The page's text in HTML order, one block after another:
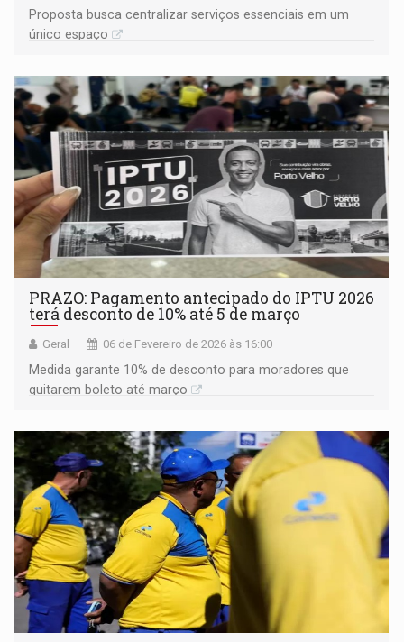
Proposta busca centralizar serviços essenciais em um
único espaço
PRAZO: Pagamento antecipado do IPTU 2026
terá desconto de 10% até 5 de março
Geral 06 de Fevereiro de 2026 às 16:00
Medida garante 10% de desconto para moradores que
quitarem boleto até março